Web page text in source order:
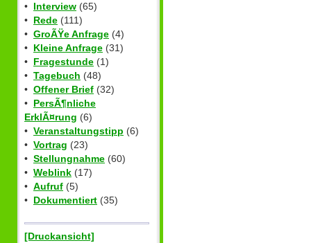
• Interview (65)
• Rede (111)
• GroÃŸe Anfrage (4)
• Kleine Anfrage (31)
• Fragestunde (1)
• Tagebuch (48)
• Offener Brief (32)
• PersÃ¶nliche
ErklÃ¤rung (6)
• Veranstaltungstipp (6)
• Vortrag (23)
• Stellungnahme (60)
• Weblink (17)
• Aufruf (5)
• Dokumentiert (35)
[Druckansicht]